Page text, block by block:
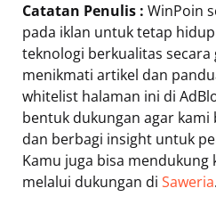
Catatan Penulis : WinPoin
pada iklan untuk tetap
teknologi berkualitas
menikmati artikel dan
whitelist halaman ini di
bentuk dukungan agar
dan berbagi insight untuk
Kamu juga bisa mendukung
melalui dukungan di Saweria